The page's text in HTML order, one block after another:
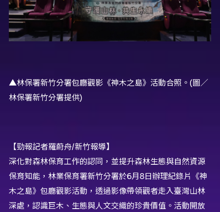
▲林保署新竹分署包廳觀影《神木之島》活動合照。(圖／
林保署新竹分署提供)
【勁報記者羅蔚舟/新竹報導】
深化對森林保育工作的認同，並提升森林生態與自然資源
保育知能，林業保育署新竹分署於6月8日辦理紀錄片《神
木之島》包廳觀影活動，透過影像帶領觀者走入臺灣山林
深處，認識巨木、生態與人文交織的珍貴價值。活動開放